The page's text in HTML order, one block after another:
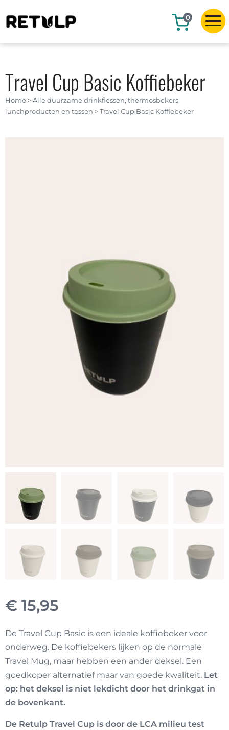
0
Home >Alle duurzame drinkflessen, thermosbekers,
lunchproducten en tassen >Travel Cup Basic Koffiebeker
Travel Cup Basic Koffiebeker
€ 15,95
De Travel Cup Basic is een ideale koffiebeker voor
onderweg. De koffiebekers lijken op de normale
Travel Mug, maar hebben een ander deksel. Een
goedkoper alternatief maar van goede kwaliteit. Let
op: het deksel is niet lekdicht door het drinkgat in
de bovenkant.
De Retulp Travel Cup is door de LCA milieu test